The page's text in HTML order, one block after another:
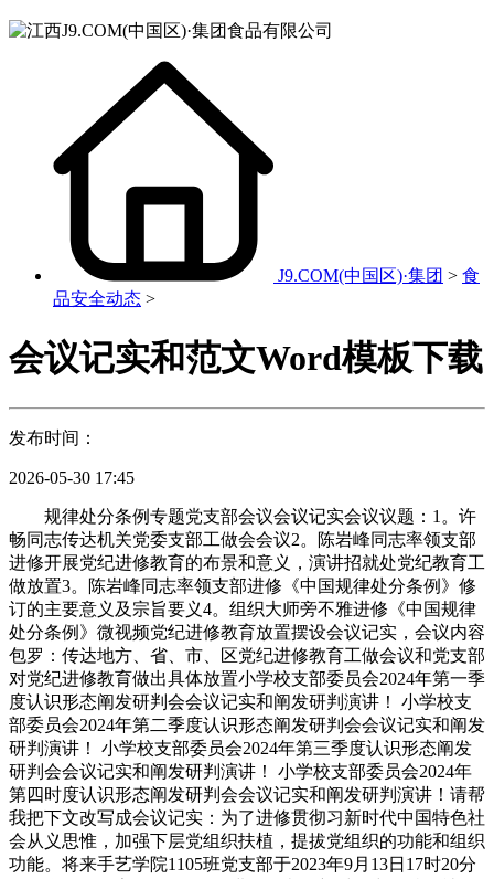
J9.COM(中国区)·集团 > 食
品安全动态 >
会议记实和范文Word模板下载
发布时间：
2026-05-30 17:45
规律处分条例专题党支部会议会议记实会议议题：1。许
畅同志传达机关党委支部工做会会议2。陈岩峰同志率领支部
进修开展党纪进修教育的布景和意义，演讲招就处党纪教育工
做放置3。陈岩峰同志率领支部进修《中国规律处分条例》修
订的主要意义及宗旨要义4。组织大师旁不雅进修《中国规律
处分条例》微视频党纪进修教育放置摆设会议记实，会议内容
包罗：传达地方、省、市、区党纪进修教育工做会议和党支部
对党纪进修教育做出具体放置小学校支部委员会2024年第一季
度认识形态阐发研判会会议记实和阐发研判演讲！ 小学校支
部委员会2024年第二季度认识形态阐发研判会会议记实和阐发
研判演讲！ 小学校支部委员会2024年第三季度认识形态阐发
研判会会议记实和阐发研判演讲！ 小学校支部委员会2024年
第四时度认识形态阐发研判会会议记实和阐发研判演讲！请帮
我把下文改写成会议记实：为了进修贯彻习新时代中国特色社
会从义思惟，加强下层党组织扶植，提拔党组织的功能和组织
功能。将来手艺学院1105班党支部于2023年9月13日17时20分